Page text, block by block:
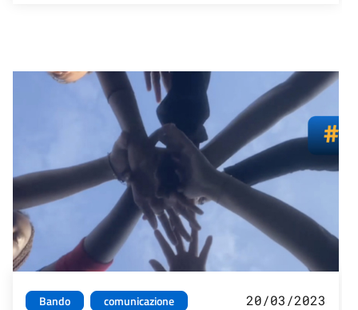
Bando comunicazione 20/03/2023